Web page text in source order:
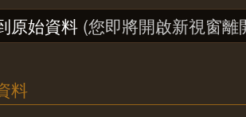
原始資料 (您即將開啟新視窗離
料